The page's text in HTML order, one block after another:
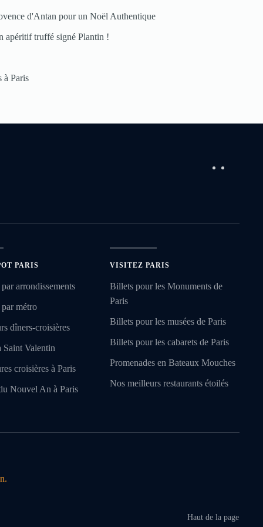
d'Antan pour un Noël Authentique
apéritif truffé signé Plantin !
à Paris
PARIS
arrondissements
par métro
dîners-croisières
Saint Valentin
croisières à Paris
Nouvel An à Paris
VISITEZ PARIS
Billets pour les Monuments de
Paris
Billets pour les musées de Paris
Billets pour les cabarets de Paris
Promenades en Bateaux Mouches
Nos meilleurs restaurants étoilés
Haut de la page